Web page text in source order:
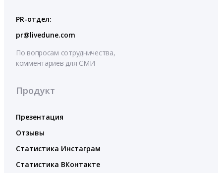
PR-отдел:
pr@livedune.com
По вопросам сотрудничества,
комментариев для СМИ
Продукт
Презентация
Отзывы
Статистика Инстаграм
Статистика ВКонтакте